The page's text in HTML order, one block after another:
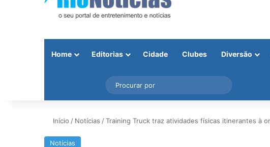
Home Editorias Cidade Clubes Diversão
Instagram
Barra Lateral
por
Início / Notícias /Training Truck traz atividades físicas itinerantes à
Notícias